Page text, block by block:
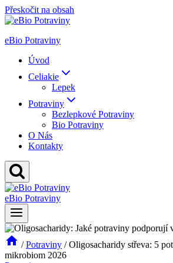
Přeskočit na obsah
eBio Potraviny
Úvod
Celiakie
Lepek
Potraviny
Bezlepkové Potraviny
Bio Potraviny
O Nás
Kontakty
eBio Potraviny
/ Potraviny / Oligosacharidy střeva: 5
mikrobiom 2026